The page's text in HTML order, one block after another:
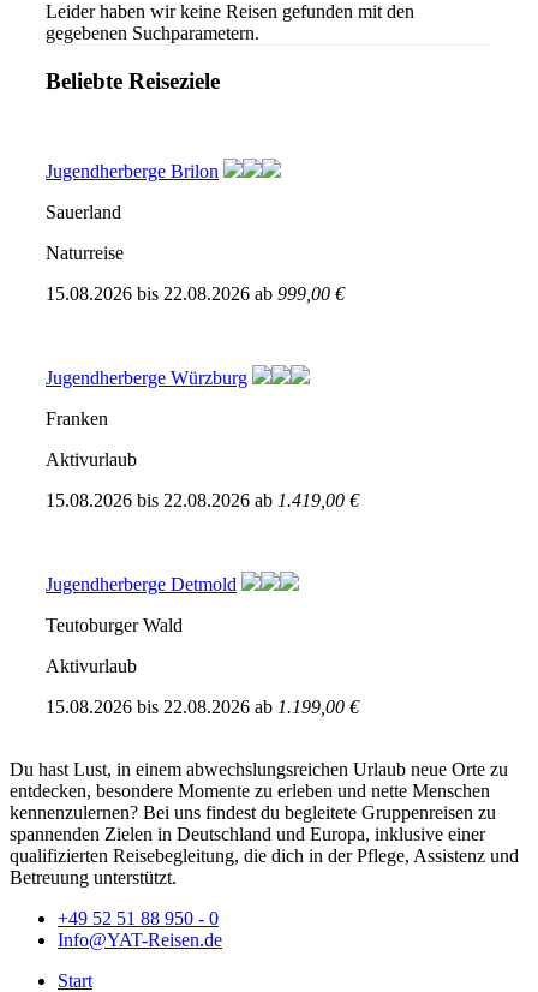
Leider haben wir keine Reisen gefunden mit den
gegebenen Suchparametern.
Beliebte Reiseziele
Jugendherberge Brilon
Sauerland
Naturreise
15.08.2026 bis 22.08.2026 ab 999,00 €
Jugendherberge Würzburg
Franken
Aktivurlaub
15.08.2026 bis 22.08.2026 ab 1.419,00 €
Jugendherberge Detmold
Teutoburger Wald
Aktivurlaub
15.08.2026 bis 22.08.2026 ab 1.199,00 €
Du hast Lust, in einem abwechslungsreichen Urlaub neue Orte zu
entdecken, besondere Momente zu erleben und nette Menschen
kennenzulernen? Bei uns findest du begleitete Gruppenreisen zu
spannenden Zielen in Deutschland und Europa, inklusive einer
qualifizierten Reisebegleitung, die dich in der Pflege, Assistenz und
Betreuung unterstützt.
+49 52 51 88 950 - 0
Info@YAT-Reisen.de
Start